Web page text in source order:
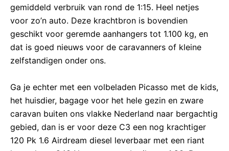
gemiddeld verbruik van rond de 1:15. Heel netjes
voor zo’n auto. Deze krachtbron is bovendien
geschikt voor geremde aanhangers tot 1.100 kg, en
dat is goed nieuws voor de caravanners of kleine
zelfstandigen onder ons.
Ga je echter met een volbeladen Picasso met de kids,
het huisdier, bagage voor het hele gezin en zware
caravan buiten ons vlakke Nederland naar bergachtig
gebied, dan is er voor deze C3 een nog krachtiger
120 Pk 1.6 Airdream diesel leverbaar met een riant